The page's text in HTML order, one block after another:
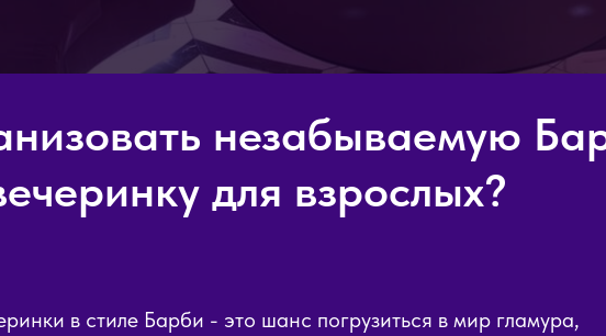
незабываемую
для взрослых?
в стиле Барби - это шанс погрузиться в мир гламура,